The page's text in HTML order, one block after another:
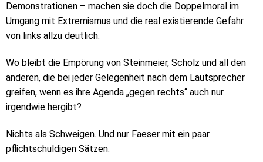
Demonstrationen – machen sie doch die Doppelmoral im
Umgang mit Extremismus und die real existierende Gefahr
von links allzu deutlich.
Wo bleibt die Empörung von Steinmeier, Scholz und all den
anderen, die bei jeder Gelegenheit nach dem Lautsprecher
greifen, wenn es ihre Agenda „gegen rechts“ auch nur
irgendwie hergibt?
Nichts als Schweigen. Und nur Faeser mit ein paar
pflichtschuldigen Sätzen.